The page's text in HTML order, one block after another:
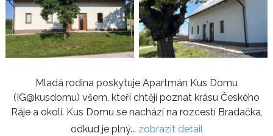
Mladá rodina poskytuje Apartmán Kus Domu
(IG@kusdomu) všem, kteří chtějí poznat krásu Českého
Ráje a okolí. Kus Domu se nachází na rozcestí Bradačka,
odkud je plný... zobrazit detail